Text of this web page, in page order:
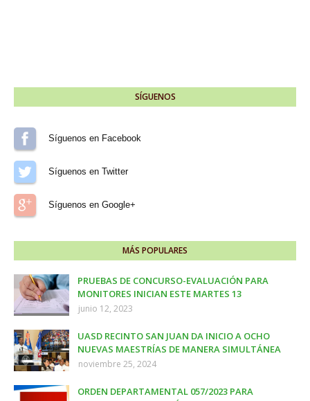
SÍGUENOS
Síguenos en Facebook
Síguenos en Twitter
Síguenos en Google+
MÁS POPULARES
PRUEBAS DE CONCURSO-EVALUACIÓN PARA
MONITORES INICIAN ESTE MARTES 13
junio 12, 2023
UASD RECINTO SAN JUAN DA INICIO A OCHO
NUEVAS MAESTRÍAS DE MANERA SIMULTÁNEA
noviembre 25, 2024
ORDEN DEPARTAMENTAL 057/2023 PARA